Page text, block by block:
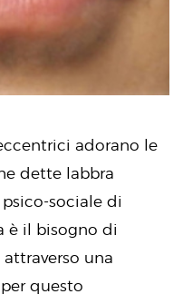
adorano le
dette labbra
sociale di
è il bisogno di
una
questo